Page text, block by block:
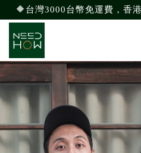
🔶台灣3000台幣免運費，香